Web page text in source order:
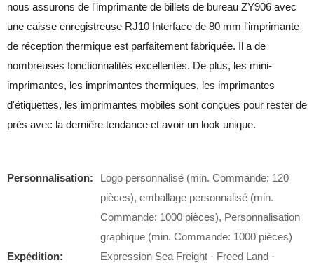
nous assurons de l'imprimante de billets de bureau ZY906 avec
une caisse enregistreuse RJ10 Interface de 80 mm l'imprimante
de réception thermique est parfaitement fabriquée. Il a de
nombreuses fonctionnalités excellentes. De plus, les mini-
imprimantes, les imprimantes thermiques, les imprimantes
d'étiquettes, les imprimantes mobiles sont conçues pour rester de
près avec la dernière tendance et avoir un look unique.
Personnalisation:
Logo personnalisé (min. Commande: 120
pièces), emballage personnalisé (min.
Commande: 1000 pièces), Personnalisation
graphique (min. Commande: 1000 pièces)
Expédition:
Expression Sea Freight · Freed Land ·